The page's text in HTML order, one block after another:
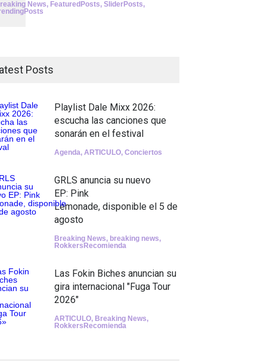
News, FeaturedPosts, SliderPosts,
Posts
Playlist Dale Mixx 2026:
escucha las canciones que
sonarán en el festival
Agenda, ARTICULO, Conciertos
GRLS anuncia su nuevo
EP: Pink
Lemonade, disponible el 5 de
agosto
Breaking News, breaking news,
RokkersRecomienda
Las Fokin Biches anuncian su
gira internacional "Fuga Tour
2026"
ARTICULO, Breaking News,
RokkersRecomienda